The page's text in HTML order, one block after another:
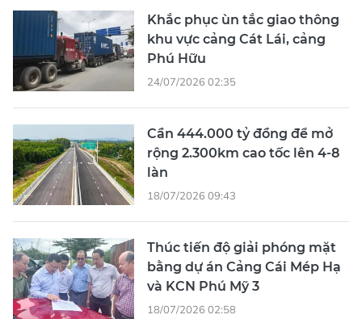
Khắc phục ùn tắc giao thông
khu vực cảng Cát Lái, cảng
Phú Hữu
24/07/2026 02:35
Cần 444.000 tỷ đồng để mở
rộng 2.300km cao tốc lên 4-8
làn
18/07/2026 09:43
Thúc tiến độ giải phóng mặt
bằng dự án Cảng Cái Mép Hạ
và KCN Phú Mỹ 3
18/07/2026 02:58